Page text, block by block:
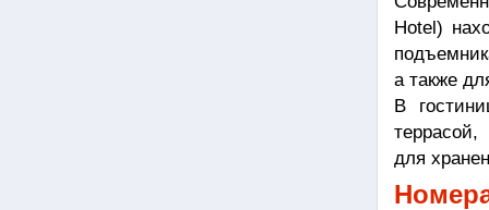
Hotel)
а также
В
для